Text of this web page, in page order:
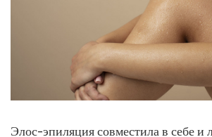
Элос-эпиляция совместила в себе и